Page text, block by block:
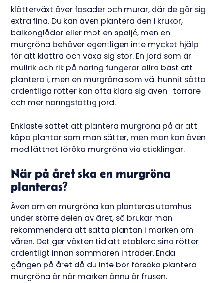
klätterväxt över fasader och murar, där de gör sig
extra fina. Du kan även plantera den i krukor,
balkonglådor eller mot en spaljé, men en
murgröna behöver egentligen inte mycket hjälp
för att klättra och växa sig stor. En jord som är
mullrik och rik på näring fungerar allra bäst att
plantera i, men en murgröna som väl hunnit sätta
ordentliga rötter kan ofta klara sig även i torrare
och mer näringsfattig jord.
Enklaste sättet att plantera murgröna på är att
köpa plantor som man sätter, men man kan även
med lätthet föröka murgröna via sticklingar.
När på året ska en murgröna
planteras?
Även om en murgröna kan planteras utomhus
under större delen av året, så brukar man
rekommendera att sätta plantan i marken om
våren. Det ger växten tid att etablera sina rötter
ordentligt innan sommaren inträder. Enda
gången på året då du inte bör försöka plantera
murgröna är när marken ännu är frusen.